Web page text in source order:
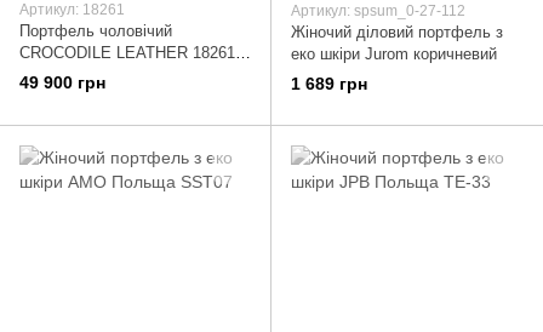
Артикул: 18261
Портфель чоловічий
CROCODILE LEATHER 18261 з
натуральної шкіри крокодила
Коричневий
49 900 грн
Артикул: spsum_0-27-112
Жіночий діловий портфель з
еко шкіри Jurom коричневий
1 689 грн